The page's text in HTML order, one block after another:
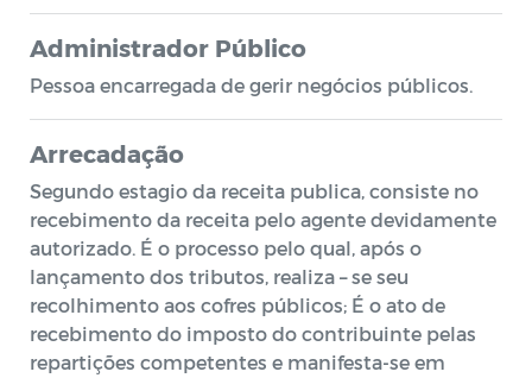
Administrador Público
Pessoa encarregada de gerir negócios públicos.
Arrecadação
Segundo estagio da receita publica, consiste no
recebimento da receita pelo agente devidamente
autorizado. É o processo pelo qual, após o
lançamento dos tributos, realiza – se seu
recolhimento aos cofres públicos; É o ato de
recebimento do imposto do contribuinte pelas
repartições competentes e manifesta-se em